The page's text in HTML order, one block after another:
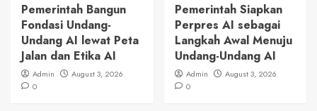
Pemerintah Bangun
Fondasi Undang-
Undang AI lewat Peta
Jalan dan Etika AI
Admin
August 3, 2026
0
Pemerintah Siapkan
Perpres AI sebagai
Langkah Awal Menuju
Undang-Undang AI
Admin
August 3, 2026
0